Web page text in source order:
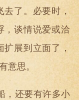
了。必要时，
，谈情说爱或洽
扩展到立面了，
意思。
，还要有许多小